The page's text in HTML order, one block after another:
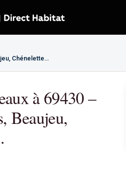
Chénelette…
à 69430 –
Beaujeu,